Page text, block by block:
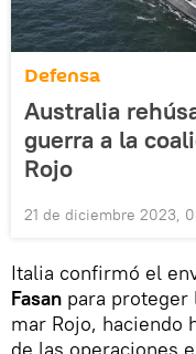
Defensa
Australia
guerra a la
Rojo
21 de diciembre 2023,
Italia confirmó el
Fasan para
mar Rojo, haciendo
de las operaciones